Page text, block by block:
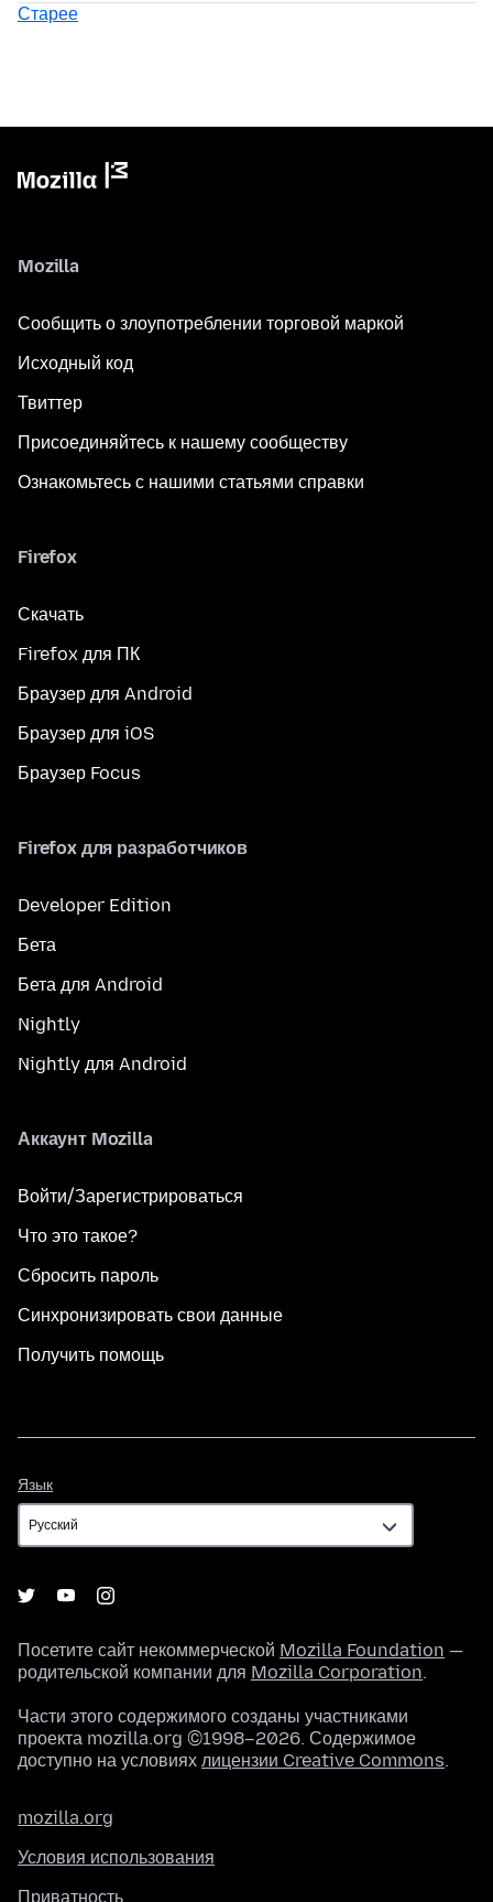
Старее
Mozilla
Сообщить о злоупотреблении торговой маркой
Исходный код
Твиттер
Присоединяйтесь к нашему сообществу
Ознакомьтесь с нашими статьями справки
Firefox
Скачать
Firefox для ПК
Браузер для Android
Браузер для iOS
Браузер Focus
Firefox для разработчиков
Developer Edition
Бета
Бета для Android
Nightly
Nightly для Android
Аккаунт Mozilla
Войти/Зарегистрироваться
Что это такое?
Сбросить пароль
Синхронизировать свои данные
Получить помощь
Язык
Посетите сайт некоммерческой Mozilla Foundation —
родительской компании для Mozilla Corporation.
Части этого содержимого созданы участниками
проекта mozilla.org ©1998–2026. Содержимое
доступно на условиях лицензии Creative Commons.
mozilla.org
Условия использования
Приватность